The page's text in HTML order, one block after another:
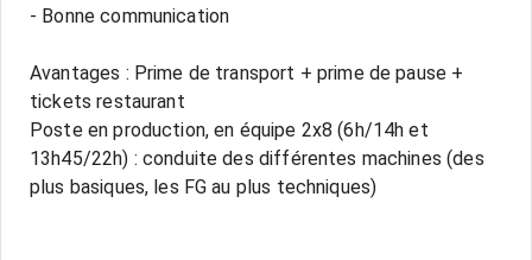
- Bonne communication
Avantages : Prime de transport + prime de pause +
tickets restaurant
Poste en production, en équipe 2x8 (6h/14h et
13h45/22h) : conduite des différentes machines (des
plus basiques, les FG au plus techniques)